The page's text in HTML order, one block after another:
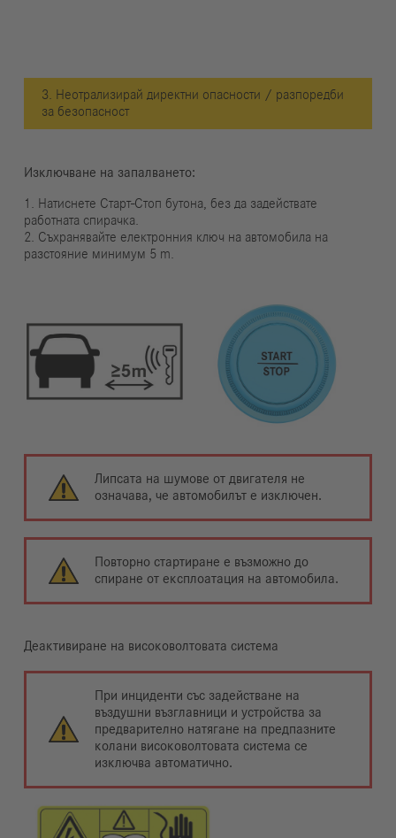
3. Неотрализирай директни опасности / разпоредби
за безопасност
Изключване на запалването:
1. Натиснете Старт-Стоп бутона, без да задействате
работната спирачка.
2. Съхранявайте електронния ключ на автомобила на
разстояние минимум 5 m.
Липсата на шумове от двигателя не
означава, че автомобилът е изключен.
Повторно стартиране е възможно до
спиране от експлоатация на автомобила.
Деактивиране на високоволтовата система
При инциденти със задействане на
въздушни възглавници и устройства за
предварително натягане на предпазните
колани високоволтовата система се
изключва автоматично.